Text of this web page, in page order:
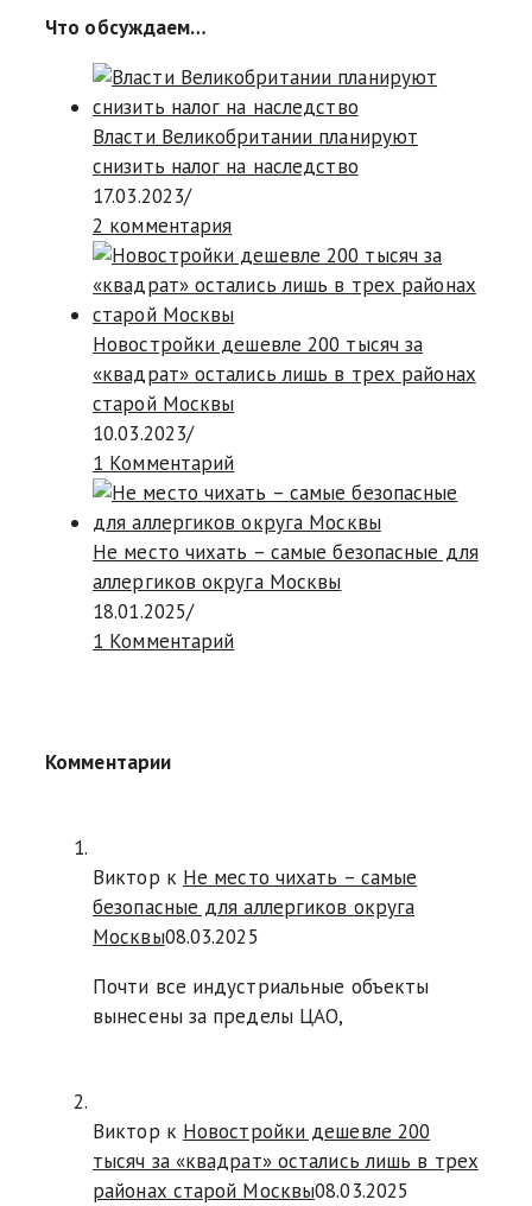
Что обсуждаем…
Власти Великобритании планируют
снизить налог на наследство
17.03.2023/
2 комментария
Новостройки дешевле 200 тысяч за
«квадрат» остались лишь в трех районах
старой Москвы
10.03.2023/
1 Комментарий
Не место чихать – самые безопасные для
аллергиков округа Москвы
18.01.2025/
1 Комментарий
Комментарии
Виктор к Не место чихать – самые
безопасные для аллергиков округа
Москвы08.03.2025
Почти все индустриальные объекты
вынесены за пределы ЦАО,
Виктор к Новостройки дешевле 200
тысяч за «квадрат» остались лишь в трех
районах старой Москвы08.03.2025